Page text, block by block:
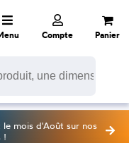
Compte Panier
mois d'Août sur nos
!